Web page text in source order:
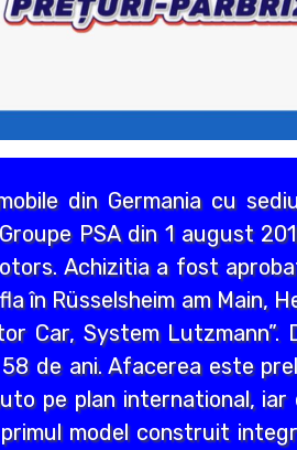
din Germania cu
PSA din 1 august
Achizitia a fost
în Rüsselsheim am Main,
Car, System Lutzmann”.
de ani. Afacerea este
pe plan international,
model construit